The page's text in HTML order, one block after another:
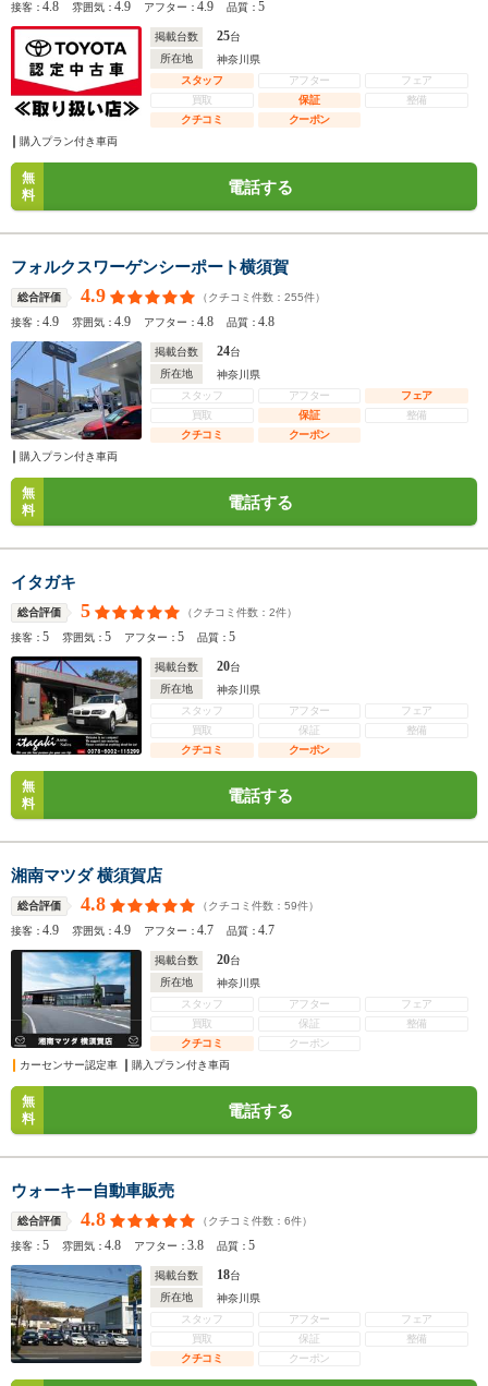
接客：4.8 雰囲気：4.9 アフター：4.9 品質：5
掲載台数 25台
所在地
神奈川県
スタッフ
アフター
フェア
買取
保証
整備
クチコミ
クーポン
購入プラン付き車両
無
料
電話する
フォルクスワーゲンシーポート横須賀
総合評価 4.9 （クチコミ件数： 255件）
接客：4.9 雰囲気：4.9 アフター：4.8 品質：4.8
掲載台数 24台
所在地
神奈川県
スタッフ
アフター
フェア
買取
保証
整備
クチコミ
クーポン
購入プラン付き車両
無
料
電話する
イタガキ
総合評価 5 （クチコミ件数： 2件）
接客：5 雰囲気：5 アフター：5 品質：5
掲載台数 20台
所在地
神奈川県
スタッフ
アフター
フェア
買取
保証
整備
クチコミ
クーポン
無
料
電話する
湘南マツダ 横須賀店
総合評価 4.8 （クチコミ件数： 59件）
接客：4.9 雰囲気：4.9 アフター：4.7 品質：4.7
掲載台数 20台
所在地
神奈川県
スタッフ
アフター
フェア
買取
保証
整備
クチコミ
クーポン
カーセンサー認定車
購入プラン付き車両
無
料
電話する
ウォーキー自動車販売
総合評価 4.8 （クチコミ件数： 6件）
接客：5 雰囲気：4.8 アフター：3.8 品質：5
掲載台数 18台
所在地
神奈川県
スタッフ
アフター
フェア
買取
保証
整備
クチコミ
クーポン